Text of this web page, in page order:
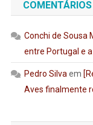
Conchi de Sousa
entre Portugal e
Pedro Silvaem
Aves finalmente